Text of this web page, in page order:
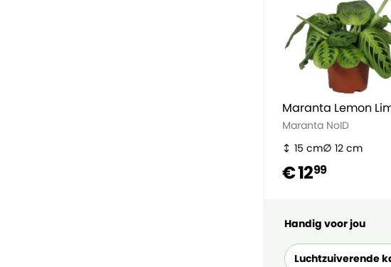
Maranta Lemon
Maranta NoID
15 cm
12 cm
€ 1299
Handig voor jou
Luchtzuiverende